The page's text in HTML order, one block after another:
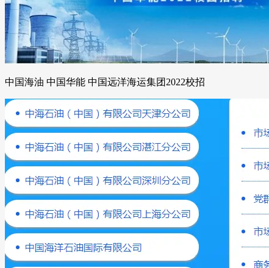
中国海油 中国华能 中国远洋海运集团2022校招